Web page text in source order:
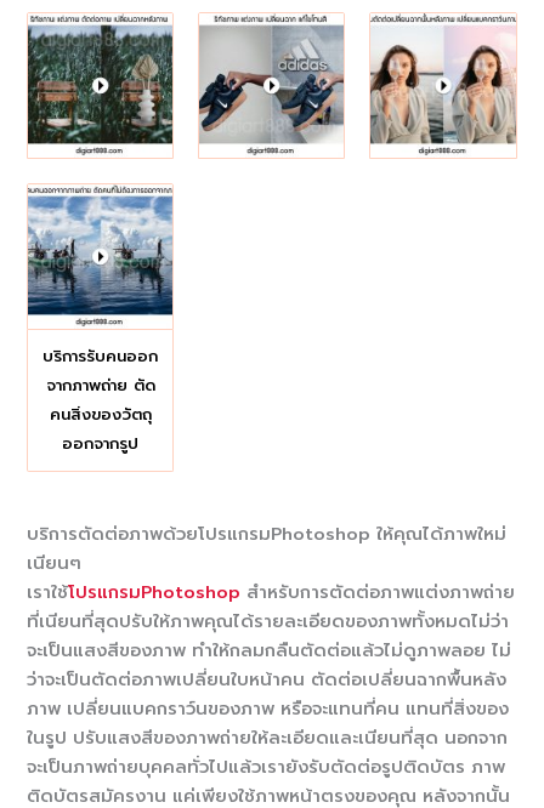
บริการรับคนออก
จากภาพถ่าย ตัด
คนสิ่งของวัตถุ
ออกจากรูป
บริการตัดต่อภาพด้วยโปรแกรมPhotoshop ให้คุณได้ภาพใหม่
เนียนๆ
เราใช้โปรแกรมPhotoshop สำหรับการตัดต่อภาพแต่งภาพถ่าย
ที่เนียนที่สุดปรับให้ภาพคุณได้รายละเอียดของภาพทั้งหมดไม่ว่า
จะเป็นแสงสีของภาพ ทำให้กลมกลืนตัดต่อแล้วไม่ดูภาพลอย ไม่
ว่าจะเป็นตัดต่อภาพเปลี่ยนใบหน้าคน ตัดต่อเปลี่ยนฉากพื้นหลัง
ภาพ เปลี่ยนแบคกราว์นของภาพ หรือจะแทนที่คน แทนที่สิ่งของ
ในรูป ปรับแสงสีของภาพถ่ายให้ละเอียดและเนียนที่สุด นอกจาก
จะเป็นภาพถ่ายบุคคลทั่วไปแล้วเรายังรับตัดต่อรูปติดบัตร ภาพ
ติดบัตรสมัครงาน แค่เพียงใช้ภาพหน้าตรงของคุณ หลังจากนั้น